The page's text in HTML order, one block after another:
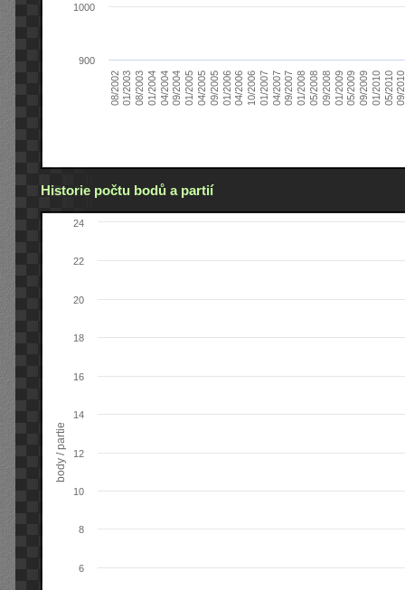
08/200201/200308/200301/200404/200409/200401/200504/200509/200501/200604/200610/200601/200704/200709/200701/200805/200809/200801/200905/200909/200901/201005/201009/
900
1000
Historie počtu bodů a partií
body / partie
6
8
10
12
14
16
18
20
22
24